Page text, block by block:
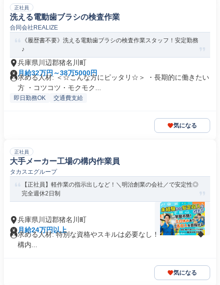
正社員
洗える電動歯ブラシの検査作業
合同会社REALIZE
《履歴書不要》洗える電動歯ブラシの検査作業スタッフ！安定勤務
♪
兵庫県川辺郡猪名川町
月給32万円～38万5000円
求める人材: ＜☆こんな方にピッタリ☆＞ ・長期的に働きたい
方 ・コツコツ・モクモク...
即日勤務OK 交通費支給
気になる
正社員
大手メーカー工場の構内作業員
タカスエグループ
【正社員】軽作業の指示出しなど！＼明治創業の会社／で安定性◎
完全週休2日制
兵庫県川辺郡猪名川町
月給24万円以上
求める人材: 特別な資格やスキルは必要なし！ ¨¨¨¨¨¨¨¨¨¨¨¨¨¨ ◆
構内...
気になる